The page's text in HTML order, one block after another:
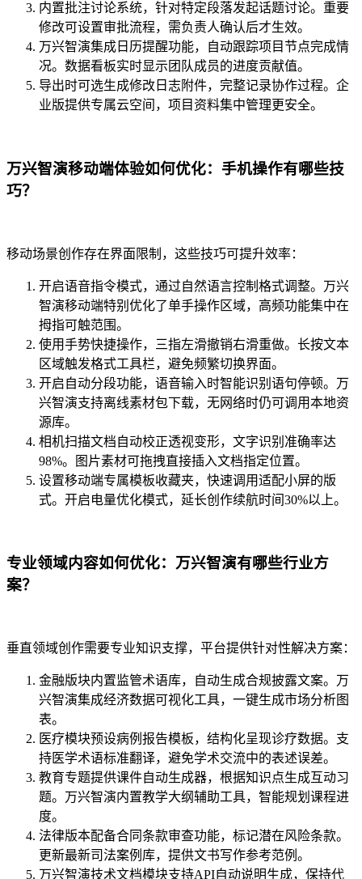
内置批注讨论系统，针对特定段落发起话题讨论。重要
修改可设置审批流程，需负责人确认后才生效。
万兴智演集成日历提醒功能，自动跟踪项目节点完成情
况。数据看板实时显示团队成员的进度贡献值。
导出时可选生成修改日志附件，完整记录协作过程。企
业版提供专属云空间，项目资料集中管理更安全。
万兴智演移动端体验如何优化：手机操作有哪些技
巧？
移动场景创作存在界面限制，这些技巧可提升效率：
开启语音指令模式，通过自然语言控制格式调整。万兴
智演移动端特别优化了单手操作区域，高频功能集中在
拇指可触范围。
使用手势快捷操作，三指左滑撤销右滑重做。长按文本
区域触发格式工具栏，避免频繁切换界面。
开启自动分段功能，语音输入时智能识别语句停顿。万
兴智演支持离线素材包下载，无网络时仍可调用本地资
源库。
相机扫描文档自动校正透视变形，文字识别准确率达
98%。图片素材可拖拽直接插入文档指定位置。
设置移动端专属模板收藏夹，快速调用适配小屏的版
式。开启电量优化模式，延长创作续航时间30%以上。
专业领域内容如何优化：万兴智演有哪些行业方
案？
垂直领域创作需要专业知识支撑，平台提供针对性解决方案：
金融版块内置监管术语库，自动生成合规披露文案。万
兴智演集成经济数据可视化工具，一键生成市场分析图
表。
医疗模块预设病例报告模板，结构化呈现诊疗数据。支
持医学术语标准翻译，避免学术交流中的表述误差。
教育专题提供课件自动生成器，根据知识点生成互动习
题。万兴智演内置教学大纲辅助工具，智能规划课程进
度。
法律版本配备合同条款审查功能，标记潜在风险条款。
更新最新司法案例库，提供文书写作参考范例。
万兴智演技术文档模块支持API自动说明生成，保持代